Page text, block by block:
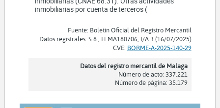
inmobiliarias por cuenta de terceros (
Fuente: Boletín Oficial del Registro Mercantil
Datos registrales: S 8 , H MA180706, I/A 3 (16/07/2025)
CVE: BORME-A-2025-140-29
Datos del registro mercantil de Malaga
Número de acto: 337.221
Número de página: 35.179